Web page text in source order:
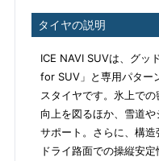
タイヤの説明
ICE NAVI SUVは、グッ
for SUV」と専用パター
スタイヤです。氷上で
向上を図るほか、雪道
サポート。さらに、構造
ドライ路面での操縦安